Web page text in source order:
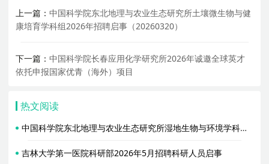
上一篇：中国科学院东北地理与农业生态研究所土壤微生物与健
康培育学科组2026年招聘启事（20260320）
下一篇：中国科学院长春应用化学研究所2026年诚邀全球英才
依托申报国家优青（海外）项目
热文阅读
中国科学院东北地理与农业生态研究所湿地生物与环境学科组2026年招聘1名博士后启事
吉林大学第一医院科研部2026年5月招聘科研人员启事